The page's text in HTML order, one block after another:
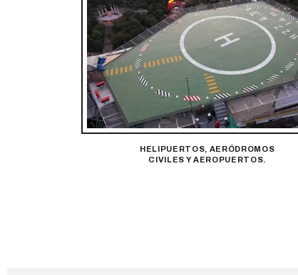
HELIPUERTOS, AERÓDROMOS
CIVILES Y AEROPUERTOS.